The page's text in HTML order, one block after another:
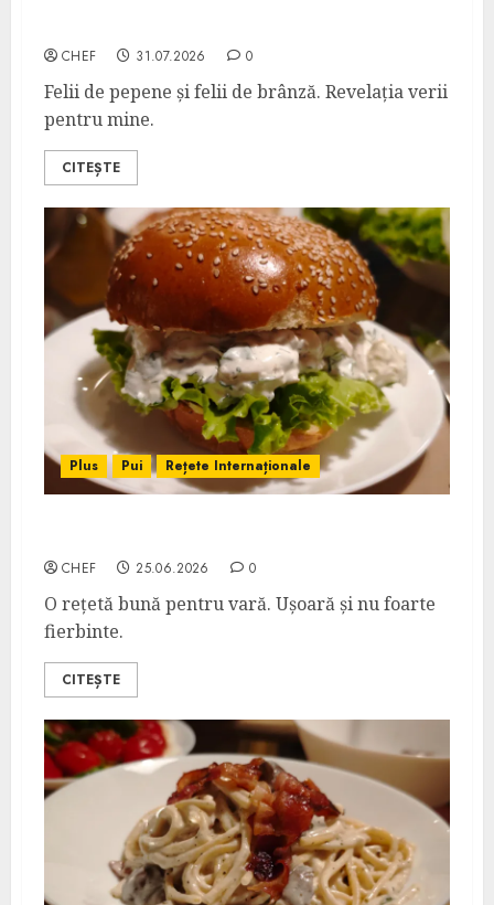
CHEF 31.07.2026 0
Felii de pepene și felii de brânză. Revelația verii
pentru mine.
CITEȘTE
Plus Pui Rețete Internaționale
CHEF 25.06.2026 0
O rețetă bună pentru vară. Ușoară și nu foarte
fierbinte.
CITEȘTE